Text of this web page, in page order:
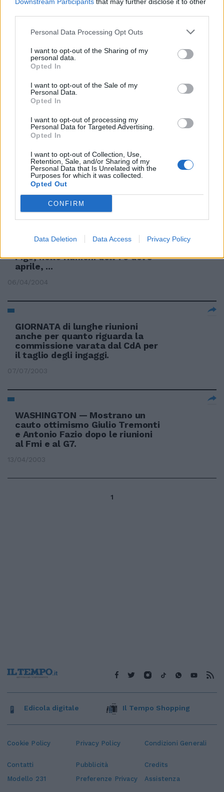
Personal Data Processing Opt Outs
I want to opt-out of the Sharing of my
personal data.
Opted In
I want to opt-out of the Sale of my
Personal Data.
Opted In
I want to opt-out of processing my
Personal Data for Targeted Advertising.
Opted In
I want to opt-out of Collection, Use,
Retention, Sale, and/or Sharing of my
Personal Data that Is Unrelated with the
Purposes for which it was collected.
Opted Out
CONFIRM
Data Deletion Data Access Privacy Policy
In tempi di crisi per i liberi
professionisti, arrivano scrivanie
in affitto e sale riunioni
comprese nel menù.
13/09/2009
Inizierà di buon mattino oggi la
maratona di riunioni degli ...
17/09/2008
FI, riunioni ogni 15 giorni
27/07/2005
LA COMMISSIONE per le licenze
Figc, nelle riunioni dell'1 e del 5
aprile, ...
06/04/2004
GIORNATA di lunghe riunioni
anche per quanto riguarda la
commissione varata dal CdA per
il taglio degli ingaggi.
07/07/2003
WASHINGTON — Mostrano un
cauto ottimismo Giulio Tremonti
e Antonio Fazio dopo le riunioni
al Fmi e al G7.
13/04/2003
1
Cookie Policy Privacy Policy Condizioni Generali
Contatti Pubblicità
Credits
Modello 231
Preferenze Privacy Assistenza
Edicola digitale Il Tempo Shopping